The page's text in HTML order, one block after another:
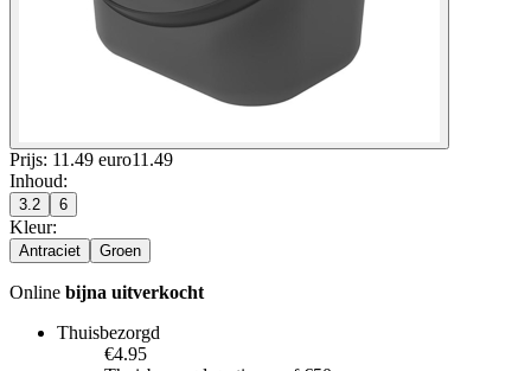
Prijs: 11.49 euro11 .49
Inhoud:
3.2 6
Kleur:
Antraciet Groen
Online bijna uitverkocht
Thuisbezorgd
€4.95